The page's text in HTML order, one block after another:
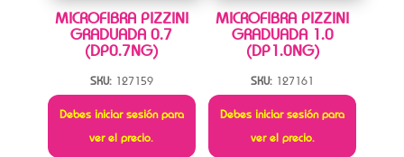
MICROFIBRA PIZZINI
GRADUADA 0.7
(DP0.7NG)
SKU: 127159
Debes iniciar sesión para
ver el precio.
MICROFIBRA PIZZINI
GRADUADA 1.0
(DP1.0NG)
SKU: 127161
Debes iniciar sesión para
ver el precio.